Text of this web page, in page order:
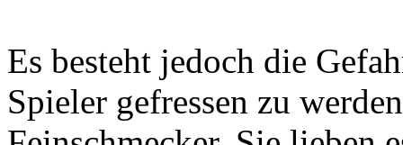
Es besteht jedoch die
Spieler gefressen zu